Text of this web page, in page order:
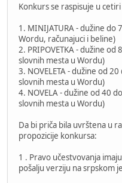
Konkurs se raspisuje u
1. MINIJATURA - dužine do
Wordu, računajuci i beline)
2. PRIPOVETKA - dužine
slovnih mesta u Wordu)
3. NOVELETA - dužine od
slovnih mesta u Wordu)
4. NOVELA - dužine od 40
slovnih mesta u Wordu)
Da bi priča bila uvrštena u
propozicije konkursa:
1 . Pravo učestvovanja
pošalju verziju na srpskom